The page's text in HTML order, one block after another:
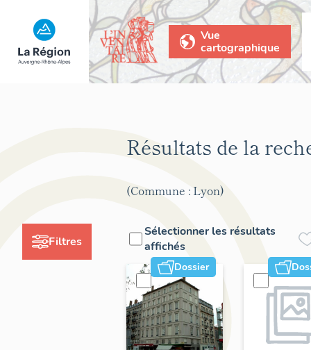
Vue
cartographique
Filtres
Résultats de la
(Commune : Lyon)
Sélectionner les résultats
affichés
Dossier